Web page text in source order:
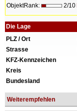
ObjektRank:
2/10
Die Lage
PLZ / Ort
Strasse
KFZ-Kennzeichen
Kreis
Bundesland
Weiterempfehlen